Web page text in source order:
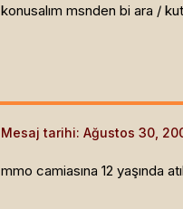
konusalım msnden bi ara /
Mesaj tarihi: Ağustos 30,
mmo camiasına 12 yaşında